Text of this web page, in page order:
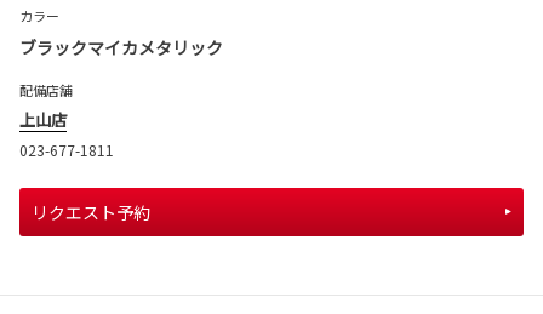
カラー
ブラックマイカメタリック
配備店舗
上山店
023-677-1811
リクエスト予約